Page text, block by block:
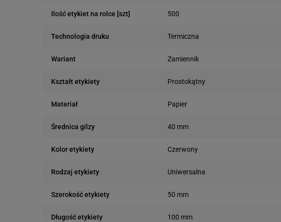
Ilość etykiet na rolce [szt] 500
Technologia druku Termiczna
Wariant Zamiennik
Kształt etykiety Prostokątny
Materiał Papier
Średnica gilzy 40 mm
Kolor etykiety Czerwony
Rodzaj etykiety Uniwersalna
Szerokość etykiety 50 mm
Długość etykiety 100 mm